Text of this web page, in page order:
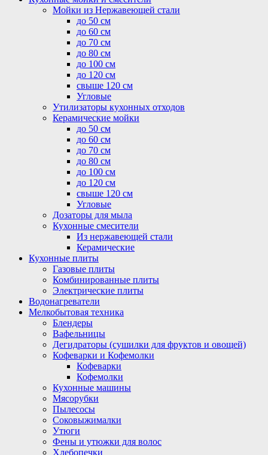
Мойки из Нержавеющей стали
до 50 см
до 60 см
до 70 см
до 80 см
до 100 см
до 120 см
свыше 120 см
Угловые
Утилизаторы кухонных отходов
Керамические мойки
до 50 см
до 60 см
до 70 см
до 80 см
до 100 см
до 120 см
свыше 120 см
Угловые
Дозаторы для мыла
Кухонные смесители
Из нержавеющей стали
Керамические
Кухонные плиты
Газовые плиты
Комбинированные плиты
Электрические плиты
Водонагреватели
Мелкобытовая техника
Блендеры
Вафельницы
Дегидраторы (сушилки для фруктов и овощей)
Кофеварки и Кофемолки
Кофеварки
Кофемолки
Кухонные машины
Мясорубки
Пылесосы
Соковыжималки
Утюги
Фены и утюжки для волос
Хлебопечки